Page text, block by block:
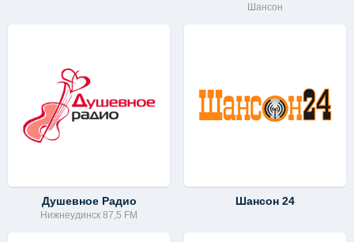
Шансон
Душевное Радио
Нижнеудинск 87,5 FM
Шансон 24